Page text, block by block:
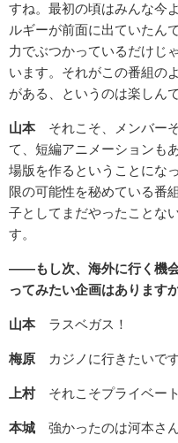
すね。最初の頃はみんな今
ルギーが前面に出ていたん
力でぶつかっているだけじ
います。それがこの番組の
がある、というのは楽しん
山本それこそ、メンバーそ
て、短編アニメーションも
場版を作るということにな
限の可能性を秘めている番
子としてまだやったことな
す。
――もし次、海外に行く機
ってみたい企画はあります
山本ラスベガス！
梅原 カジノに行きたいです
上村それこそプライベート
本城 強かったのは河本さん